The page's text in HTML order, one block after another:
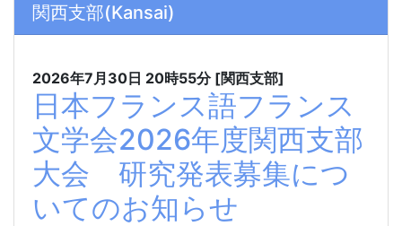
関西支部(Kansai)
2026年7月30日 20時55分 [関西支部]
日本フランス語フランス
文学会2026年度関西支部
大会 研究発表募集につ
いてのお知らせ